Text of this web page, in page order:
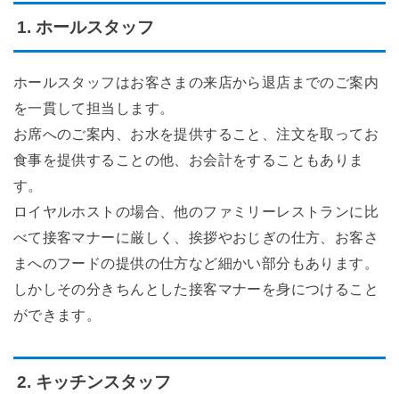
1. ホールスタッフ
ホールスタッフはお客さまの来店から退店までのご案内
を一貫して担当します。
お席へのご案内、お水を提供すること、注文を取ってお
食事を提供することの他、お会計をすることもありま
す。
ロイヤルホストの場合、他のファミリーレストランに比
べて接客マナーに厳しく、挨拶やおじぎの仕方、お客さ
まへのフードの提供の仕方など細かい部分もあります。
しかしその分きちんとした接客マナーを身につけること
ができます。
2. キッチンスタッフ